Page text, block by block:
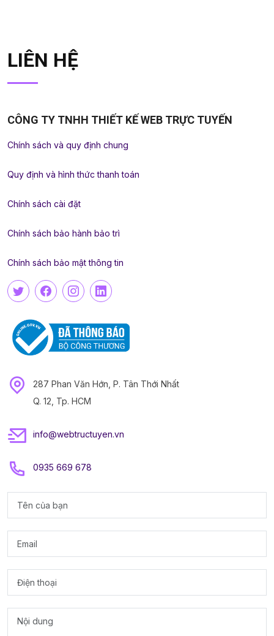
LIÊN HỆ
CÔNG TY TNHH THIẾT KẾ WEB TRỰC TUYẾN
Chính sách và quy định chung
Quy định và hình thức thanh toán
Chính sách cài đặt
Chính sách bảo hành bảo trì
Chính sách bảo mật thông tin
287 Phan Văn Hớn, P. Tân Thới Nhất
Q. 12, Tp. HCM
info@webtructuyen.vn
0935 669 678